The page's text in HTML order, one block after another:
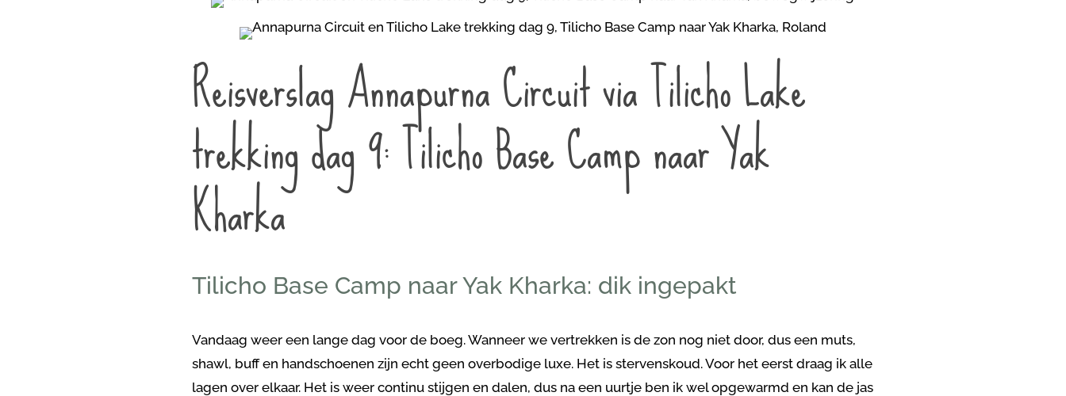
Reisverslag Annapurna Circuit via Tilicho Lake
trekking dag 9: Tilicho Base Camp naar Yak
Kharka
Tilicho Base Camp naar Yak Kharka: dik ingepakt
Vandaag weer een lange dag voor de boeg. Wanneer we vertrekken is de zon nog niet door, dus een muts,
shawl, buff en handschoenen zijn echt geen overbodige luxe. Het is stervenskoud. Voor het eerst draag ik alle
lagen over elkaar. Het is weer continu stijgen en dalen, dus na een uurtje ben ik wel opgewarmd en kan de jas